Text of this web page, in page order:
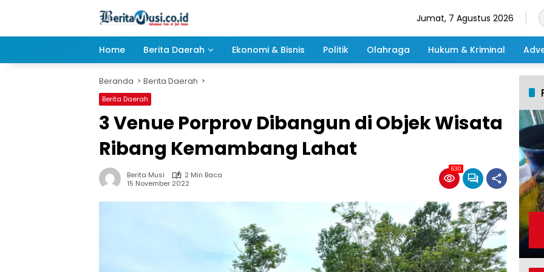
Jumat, 7 Agustus 2026
Home Berita Daerah Ekonomi & Bisnis Politik Olahraga Hukum & Kriminal
Beranda Berita Daerah
Berita Daerah
3 Venue Porprov Dibangun di Objek Wisata
Ribang Kemambang Lahat
Berita Musi
2 Min Baca
15 November 2022
630